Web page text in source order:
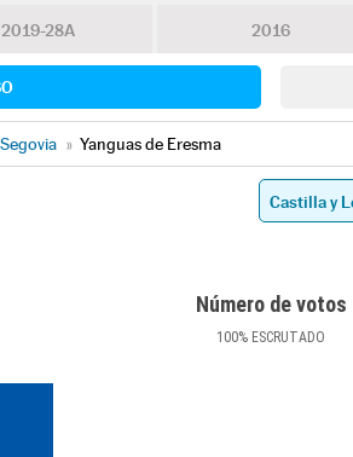
2019-28A 2016
Segovia » Yanguas de Eresma
Número de votos
100% ESCRUTADO